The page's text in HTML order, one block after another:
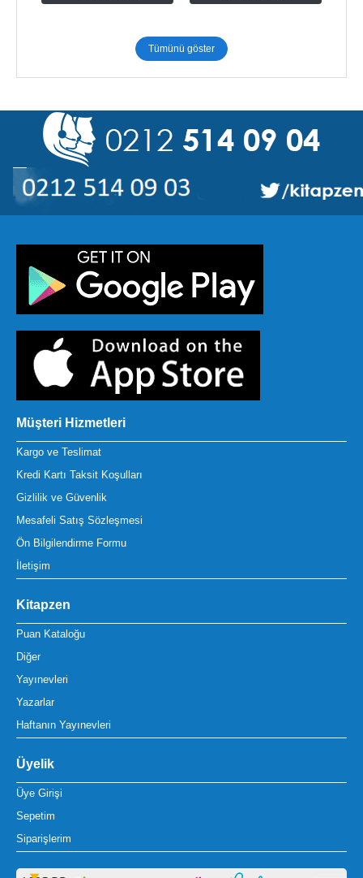
Tümünü göster
Müşteri Hizmetleri
Kargo ve Teslimat
Kredi Kartı Taksit Koşulları
Gizlilik ve Güvenlik
Mesafeli Satış Sözleşmesi
Ön Bilgilendirme Formu
İletişim
Kitapzen
Puan Kataloğu
Diğer
Yayınevleri
Yazarlar
Haftanın Yayınevleri
Üyelik
Üye Girişi
Sepetim
Siparişlerim